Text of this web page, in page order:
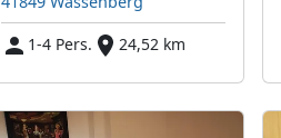
1-4 Pers.
24,52 km